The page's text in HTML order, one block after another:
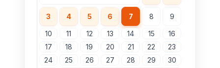
3 4 5 6 7 8 9
10 11 12 13 14 15
16
17
18 19 20 21 22
23
24
25 26 27 28 29
30